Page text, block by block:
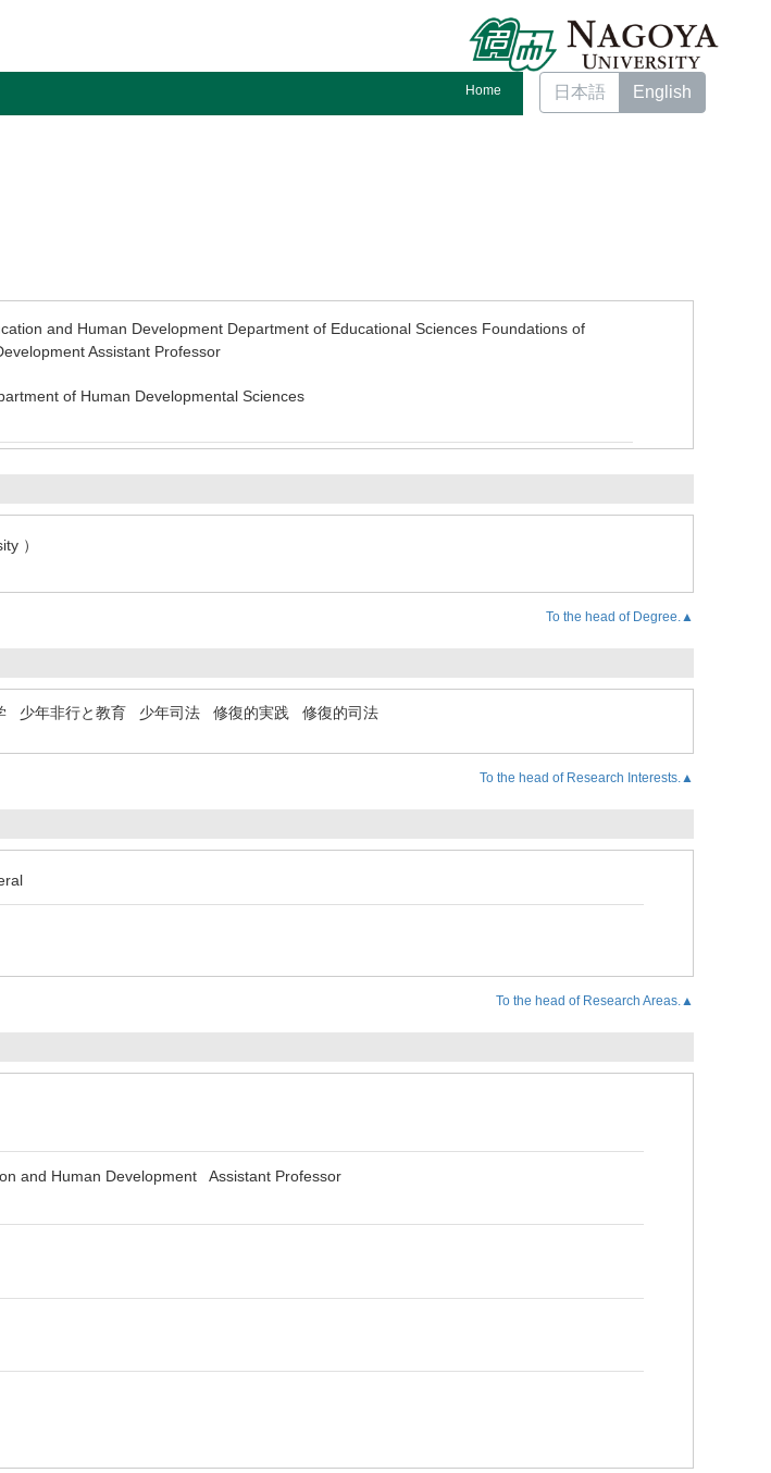
Home 日本語 English
and Human Development Department of Educational Sciences Foundations of
Assistant Professor
of Human Developmental Sciences
）
To the head of Degree.▲
少年非行と教育 少年司法 修復的実践 修復的司法
To the head of Research Interests.▲
To the head of Research Areas.▲
and Human Development Assistant Professor